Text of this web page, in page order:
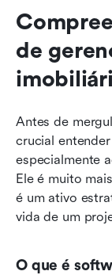
de
Antes de
crucial
especialmente
Ele é muito
é um ativo
vida de um
O que é